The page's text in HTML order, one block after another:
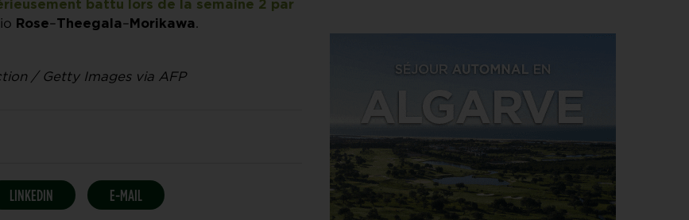
battu lors de la semaine 2 par
Rose–Theegala– Morikawa.
/ Getty Images via AFP
LINKEDIN E-MAIL
5
Cleveland RTZ 2 : Roger Cleveland remet sa
signature au cœur du petit jeu
4
AOÛT
Team Europe : Comment se qualifier pour la
prochaine Ryder Cup ?
GOLF EN FRANCE > LIEU UNIQUE
L’Évian Resort Golf Club Academy célèbre 20 ans
d’excellence, d’innovation et de transmission